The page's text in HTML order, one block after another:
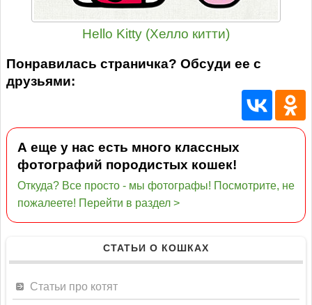
Hello Kitty (Хелло китти)
Понравилась страничка? Обсуди ее с
друзьями:
А еще у нас есть много классных
фотографий породистых кошек!
Откуда? Все просто - мы фотографы! Посмотрите, не
пожалеете! Перейти в раздел >
СТАТЬИ О КОШКАХ
Статьи про котят